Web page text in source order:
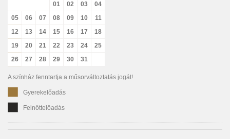
01
02 03
04
05
06 07 08 09 10
11
12
13 14 15 16 17
18
19
20 21 22 23 24
25
26
27 28 29 30 31
A színház fenntartja a műsorváltoztatás jogát!
Gyerekelőadás
Felnőttelőadás